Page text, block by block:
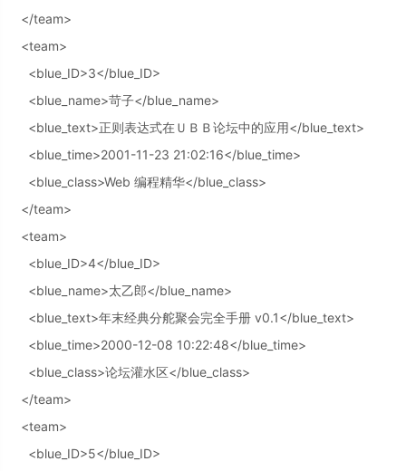
</team>
<team>
<blue_ID>3</blue_ID>
<blue_name>苛子</blue_name>
<blue_text>正则表达式在ＵＢＢ论坛中的应用</blue_text>
<blue_time>2001-11-23 21:02:16</blue_time>
<blue_class>Web 编程精华</blue_class>
</team>
<team>
<blue_ID>4</blue_ID>
<blue_name>太乙郎</blue_name>
<blue_text>年末经典分舵聚会完全手册 v0.1</blue_text>
<blue_time>2000-12-08 10:22:48</blue_time>
<blue_class>论坛灌水区</blue_class>
</team>
<team>
<blue_ID>5</blue_ID>